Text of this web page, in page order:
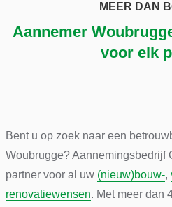
MEER DAN
Aannemer
voor elk
Bent u op zoek naar een
Woubrugge? Aannemingsbedrijf
partner voor al uw (nieuw)bouw-,
renovatiewensen. Met meer dan